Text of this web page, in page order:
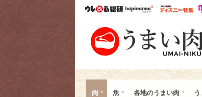
ウレぴあ総研ハピママ*
肉 魚 各地のうまい肉